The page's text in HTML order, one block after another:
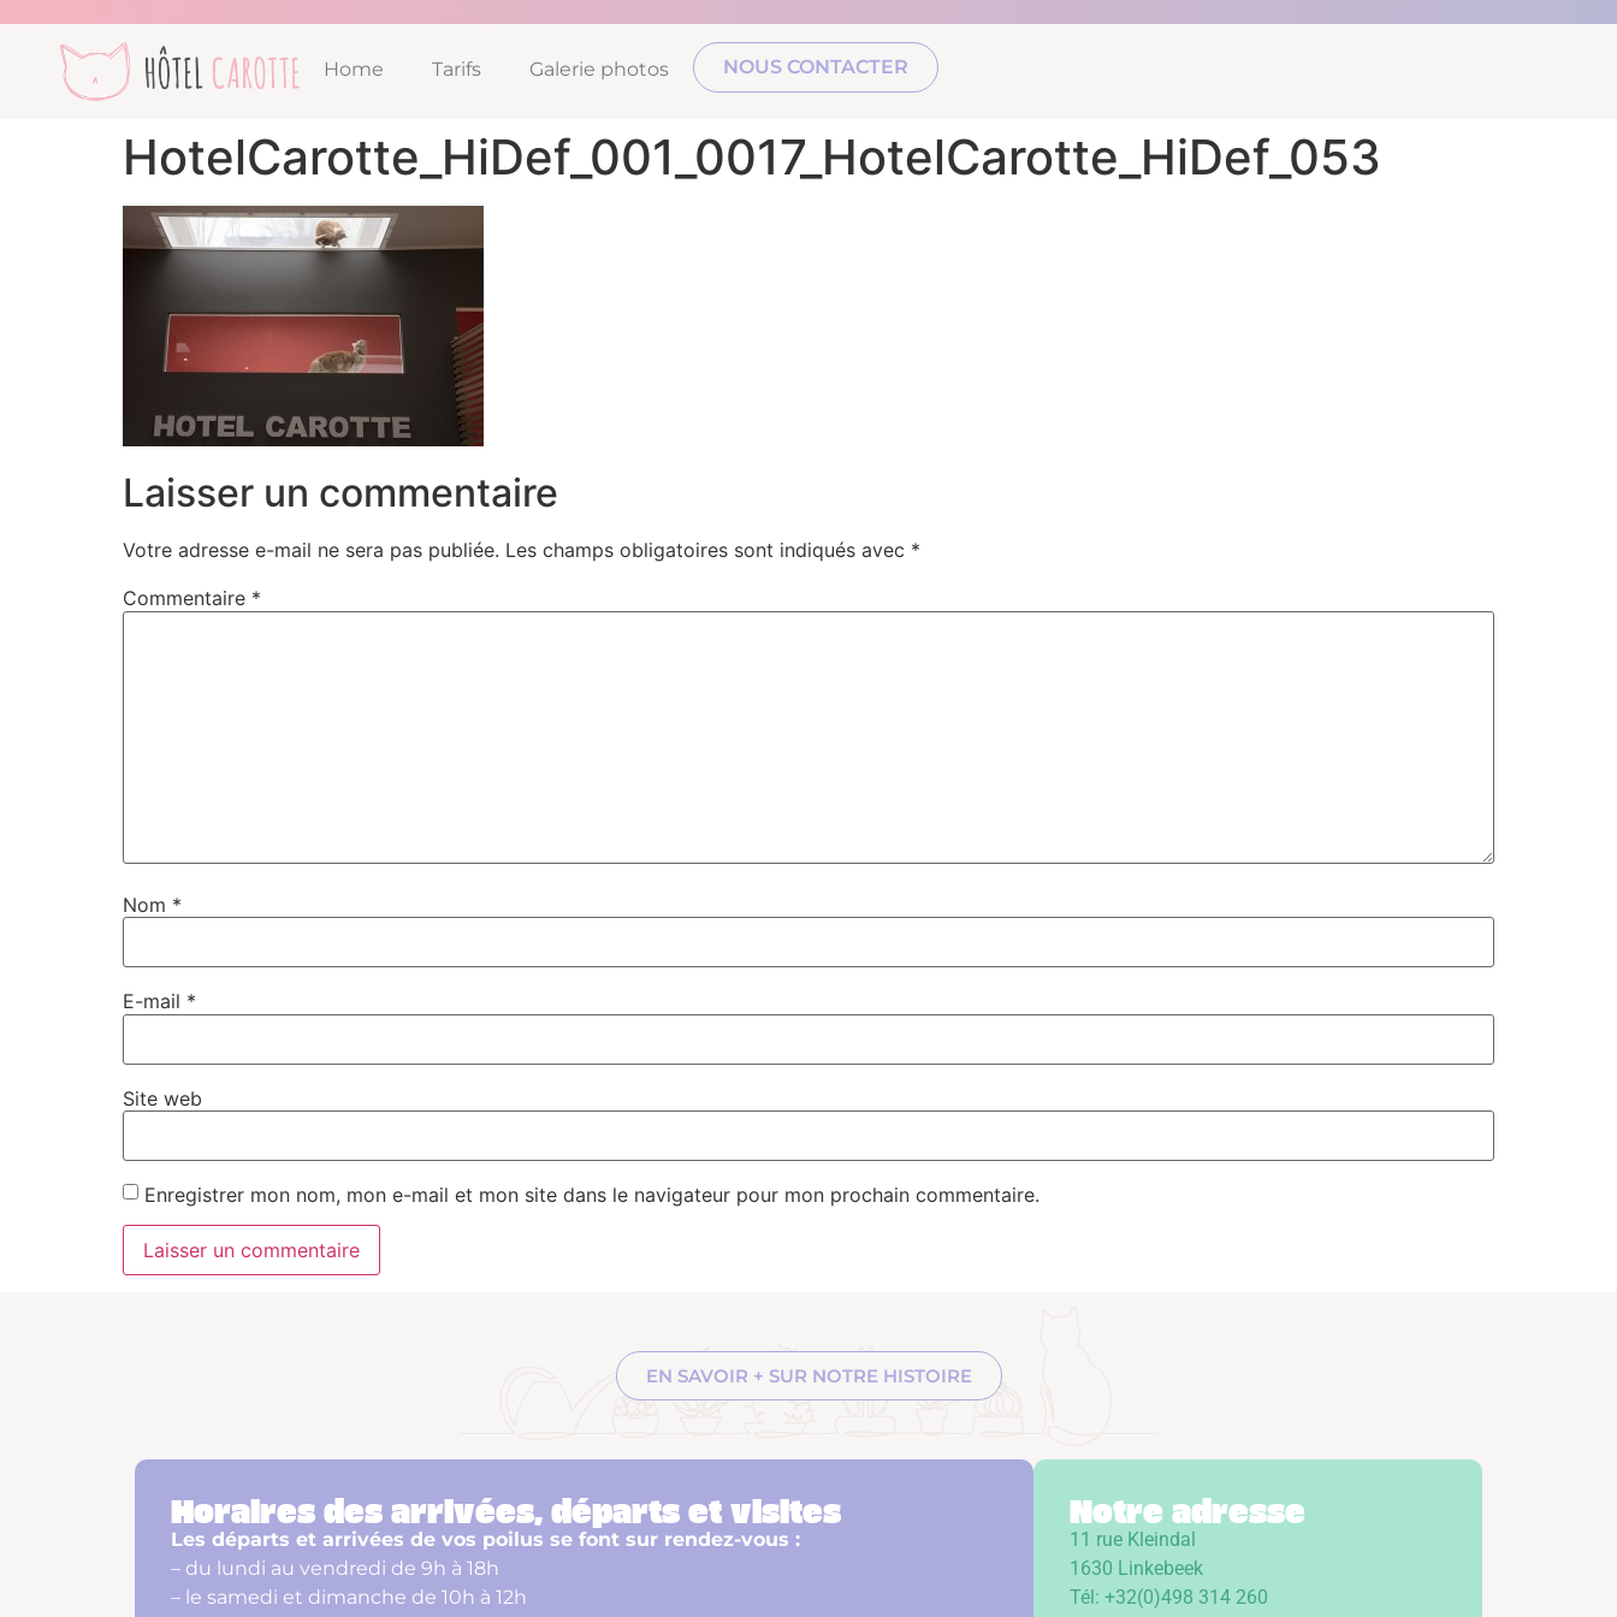
Home Tarifs Galerie photos NOUS CONTACTER
HotelCarotte_HiDef_001_0017_HotelCarotte_HiDef_053
Laisser un commentaire
Votre adresse e-mail ne sera pas publiée. Les champs obligatoires sont indiqués avec *
Commentaire *
Nom *
E-mail *
Site web
Enregistrer mon nom, mon e-mail et mon site dans le navigateur pour mon prochain commentaire.
EN SAVOIR + SUR NOTRE HISTOIRE
Horaires des arrivées, départs et visites
Les départs et arrivées de vos poilus se font sur rendez-vous :
– du lundi au vendredi de 9h à 18h
– le samedi et dimanche de 10h à 12h
Notre adresse
11 rue Kleindal
1630 Linkebeek
Tél: +32(0)498 314 260